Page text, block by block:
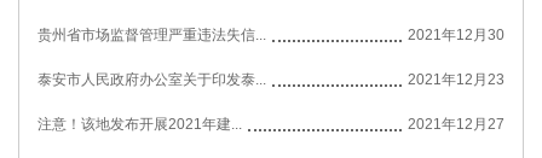
贵州省市场监督管理严重违法失信... 2021年12月30
泰安市人民政府办公室关于印发泰... 2021年12月23
注意！该地发布开展2021年建... 2021年12月27